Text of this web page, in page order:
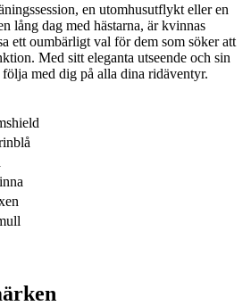
en utomhusutflykt eller en
lång dag med hästarna, är kvinnas
ett oumbärligt val för dem som söker att
Med sitt eleganta utseende och sin
med dig på alla dina ridäventyr.